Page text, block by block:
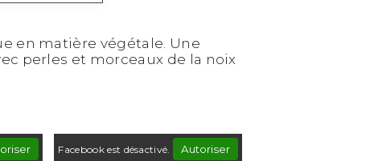
en matière végétale. Une
perles et morceaux de la noix
Facebook est désactivé. Autoriser